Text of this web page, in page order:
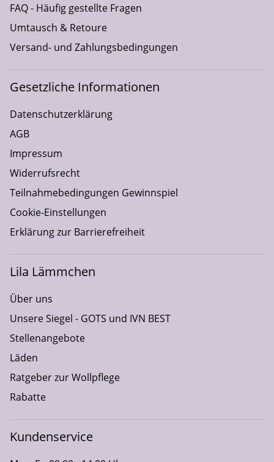
FAQ - Häufig gestellte Fragen
Umtausch & Retoure
Versand- und Zahlungsbedingungen
Gesetzliche Informationen
Datenschutzerklärung
AGB
Impressum
Widerrufsrecht
Teilnahmebedingungen Gewinnspiel
Cookie-Einstellungen
Erklärung zur Barrierefreiheit
Lila Lämmchen
Über uns
Unsere Siegel - GOTS und IVN BEST
Stellenangebote
Läden
Ratgeber zur Wollpflege
Rabatte
Kundenservice